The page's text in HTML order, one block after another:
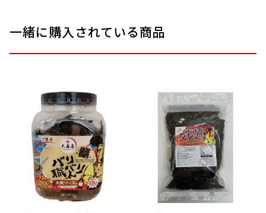
一緒に購入されている商品